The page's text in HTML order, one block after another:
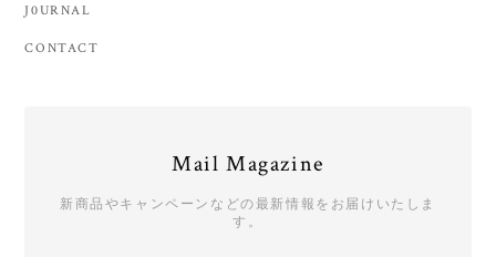
J0URNAL
CONTACT
Mail Magazine
新商品やキャンペーンなどの最新情報をお届けいたしま
す。